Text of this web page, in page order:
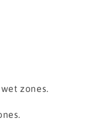
zones.